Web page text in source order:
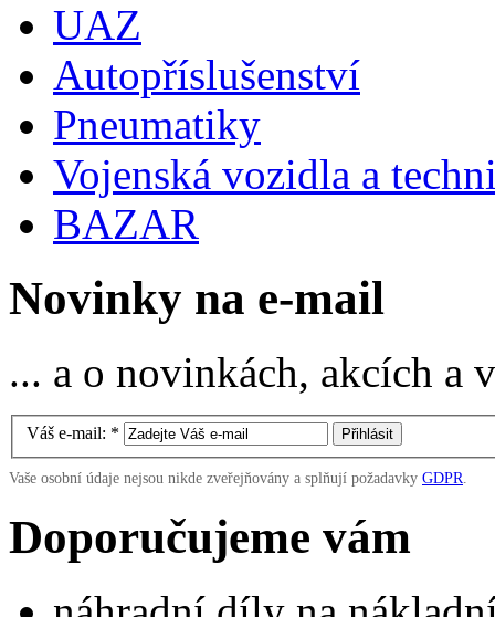
UAZ
Autopříslušenství
Pneumatiky
Vojenská vozidla a
BAZAR
Novinky na e-mail
... a o novinkách, akcích
Váš e-mail: *
Vaše osobní údaje nejsou nikde zveřejňovány a splňují požadavky GDPR.
Doporučujeme vám